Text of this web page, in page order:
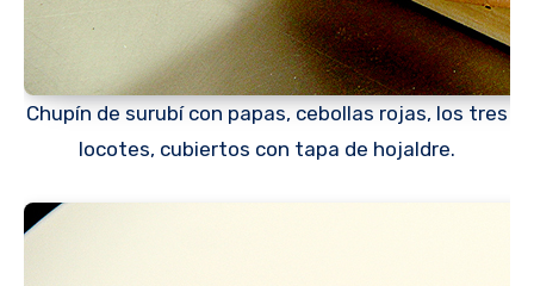
Chupín de surubí con papas, cebollas rojas, los tres
locotes, cubiertos con tapa de hojaldre.